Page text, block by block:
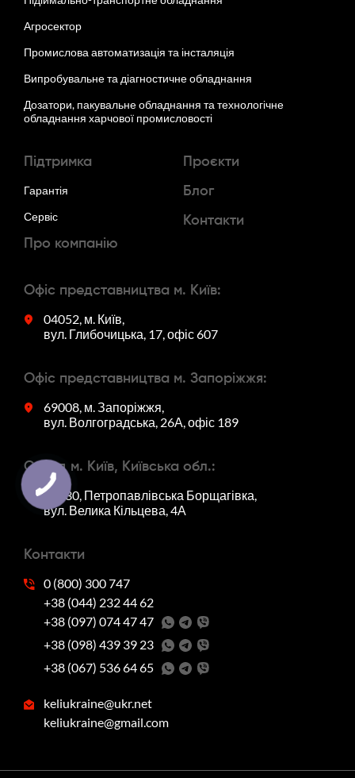
Агросектор
Промислова автоматизація та інсталяція
Випробувальне та діагностичне обладнання
Дозатори, пакувальне обладнання та технологічне
обладнання харчової промисловості
Підтримка
Гарантія
Сервіс
Про компанію
Проєкти
Блог
Контакти
Офіс представництва м. Київ:
04052, м. Київ,
вул. Глибочицька, 17, офіс 607
Офіс представництва м. Запоріжжя:
69008, м. Запоріжжя,
вул. Волгоградська, 26А, офіс 189
Склад м. Київ, Київська обл.:
08130, Петропавлівська Борщагівка,
вул. Велика Кільцева, 4А
Контакти
0 (800) 300 747
+38 (044) 232 44 62
+38 (097) 074 47 47
‭+38 (098) 439 39 23‬
‭+38 (067) 536 64 65‬
keliukraine@ukr.net
keliukraine@gmail.com